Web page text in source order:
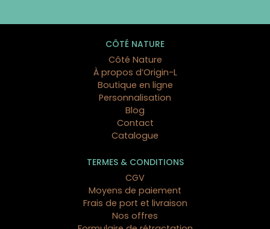
CÔTÉ NATURE
Côté Nature
À propos d’Origin-L
Boutique en ligne
Personnalisation
Blog
Contact
Catalogue
TERMES & CONDITIONS
CGV
Moyens de paiement
Frais de port et livraison
Nos offres